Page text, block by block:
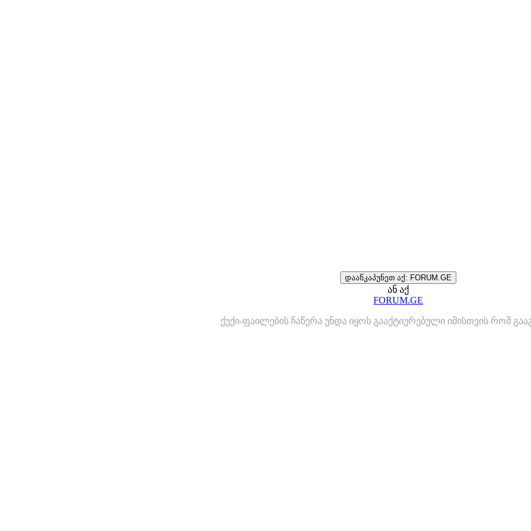
დააწკაპუნეთ აქ: FORUM.GE
ან აქ
FORUM.GE
ქუქი-ფაილების ჩაწერა უნდა იყოს გააქტიურებული იმისთვის რომ